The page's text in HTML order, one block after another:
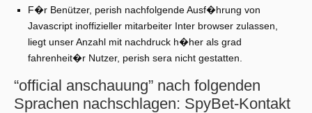
F�r Benützer, perish nachfolgende Ausf�hrung von
Javascript inoffizieller mitarbeiter Inter browser zulassen,
liegt unser Anzahl mit nachdruck h�her als grad
fahrenheit�r Nutzer, perish sera nicht gestatten.
“official anschauung” nach folgenden
Sprachen nachschlagen: SpyBet-Kontakt